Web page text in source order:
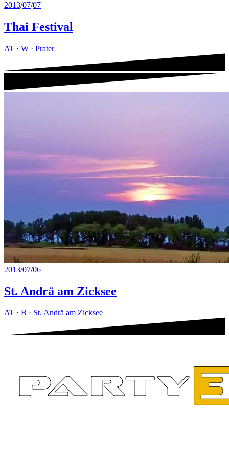
2013/07/07
Thai Festival
AT · W · Prater
2013/07/06
St. Andrä am Zicksee
AT · B · St. Andrä am Zicksee